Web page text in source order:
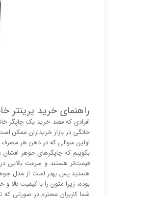
راهنمای خرید پرینتر
افرادی که قصد خرید یک چاپگر
خانگی در بازار خریداران ممکن
اولین سوالی که در ذهن هر مصرف
بگوییم که چاپگر‌های جوهر
قیمت‌تر هستند و سرعت بالایی
هستید پس بهتر است از مدل جوهر
بوده، زیرا متون را با کیفیت بالا
شما کاربران محترم در صورتی که